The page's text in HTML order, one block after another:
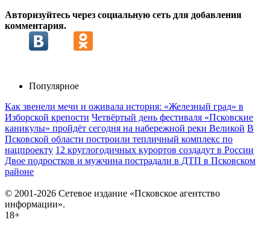
Авторизуйтесь через социальную сеть для добавления
комментария.
Популярное
Как звенели мечи и оживала история: «Железный град» в
Изборской крепости Четвёртый день фестиваля «Псковские
каникулы» пройдёт сегодня на набережной реки Великой В
Псковской области построили тепличный комплекс по
нацпроекту 12 круглогодичных курортов создадут в России
Двое подростков и мужчина пострадали в ДТП в Псковском
районе
© 2001-2026 Сетевое издание «Псковское агентство
информации».
18+